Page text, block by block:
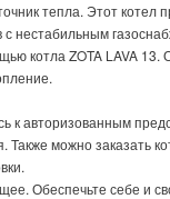
тепла. Этот котел
с нестабильным
котла ZOTA LAVA 13.
к авторизованным
можно заказать
Обеспечьте себе и